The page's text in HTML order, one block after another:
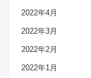
2022年4月
2022年3月
2022年2月
2022年1月